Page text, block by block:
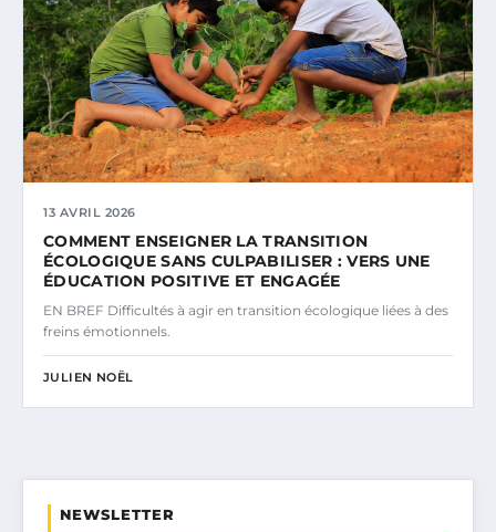
13 AVRIL 2026
COMMENT ENSEIGNER LA TRANSITION
ÉCOLOGIQUE SANS CULPABILISER : VERS UNE
ÉDUCATION POSITIVE ET ENGAGÉE
EN BREF Difficultés à agir en transition écologique liées à des
freins émotionnels.
JULIEN NOËL
NEWSLETTER